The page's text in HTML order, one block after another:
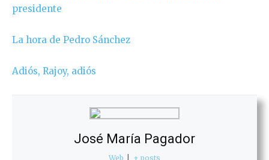
presidente
La hora de Pedro Sánchez
Adiós, Rajoy, adiós
José María Pagador
Web + posts